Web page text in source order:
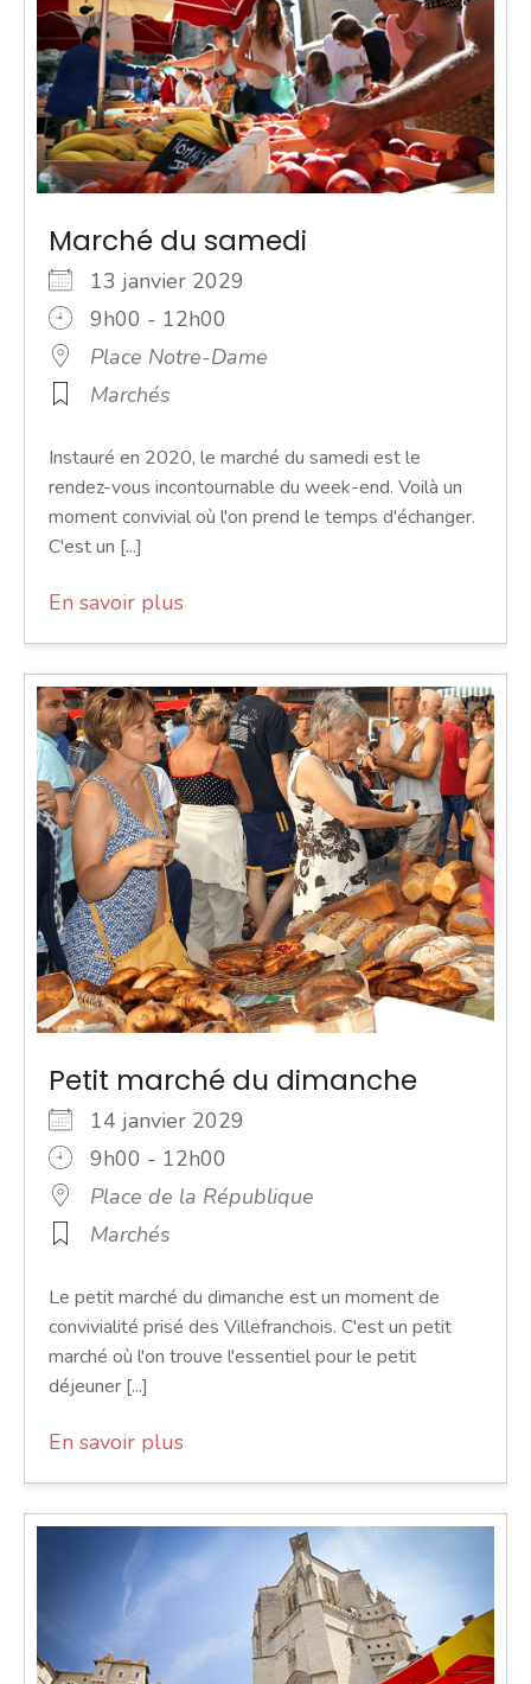
Marché du samedi
13 janvier 2029
9h00 - 12h00
Place Notre-Dame
Marchés
Instauré en 2020, le marché du samedi est le
rendez-vous incontournable du week-end. Voilà un
moment convivial où l'on prend le temps d'échanger.
C'est un [...]
En savoir plus
Petit marché du dimanche
14 janvier 2029
9h00 - 12h00
Place de la République
Marchés
Le petit marché du dimanche est un moment de
convivialité prisé des Villefranchois. C'est un petit
marché où l'on trouve l'essentiel pour le petit
déjeuner [...]
En savoir plus